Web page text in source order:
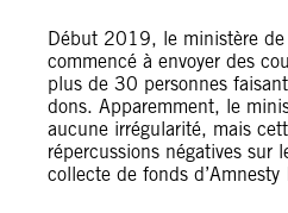
Début 2019, le ministère de
commencé à envoyer des
plus de 30 personnes
dons. Apparemment, le
aucune irrégularité, mais
répercussions négatives sur
collecte de fonds